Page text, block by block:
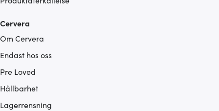
Cervera
Om Cervera
Endast hos oss
Pre Loved
Hållbarhet
Lagerrensning